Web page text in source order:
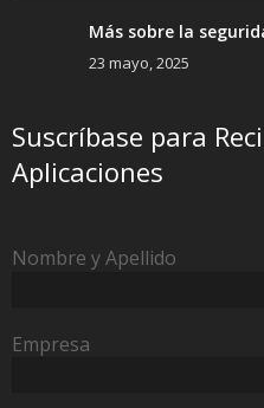
Más sobre la
23 mayo, 2025
Suscríbase para
Aplicaciones
Nombre y Apellido
Empresa